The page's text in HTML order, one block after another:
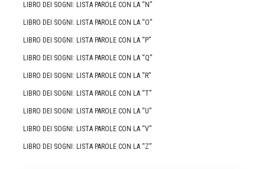
LIBRO DEI SOGNI: LISTA PAROLE CON LA “N”
LIBRO DEI SOGNI: LISTA PAROLE CON LA “O”
LIBRO DEI SOGNI: LISTA PAROLE CON LA “P”
LIBRO DEI SOGNI: LISTA PAROLE CON LA “Q”
LIBRO DEI SOGNI: LISTA PAROLE CON LA “R”
LIBRO DEI SOGNI: LISTA PAROLE CON LA “T”
LIBRO DEI SOGNI: LISTA PAROLE CON LA “U”
LIBRO DEI SOGNI: LISTA PAROLE CON LA “V”
LIBRO DEI SOGNI: LISTA PAROLE CON LA “Z”